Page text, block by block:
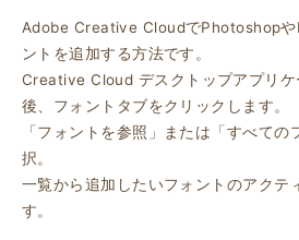
Adobe Creative CloudでPhotoshop
ントを追加する方法です。
Creative Cloud デスクトップアプリケ
後、フォントタブをクリックします。
「フォントを参照」または「すべての
択。
一覧から追加したいフォントのアクテ
す。